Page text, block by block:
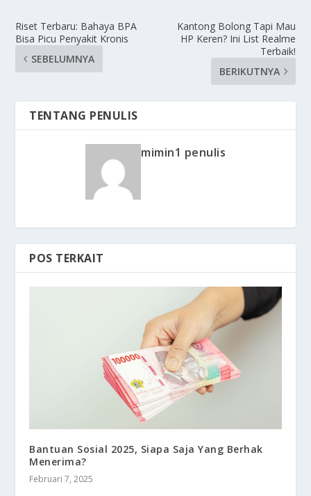
Riset Terbaru: Bahaya BPA
Bisa Picu Penyakit Kronis
SEBELUMNYA
Kantong Bolong Tapi Mau
HP Keren? Ini List Realme
Terbaik!
BERIKUTNYA
TENTANG PENULIS
mimin1 penulis
POS TERKAIT
Bantuan Sosial 2025, Siapa Saja Yang Berhak
Menerima?
Februari 7, 2025